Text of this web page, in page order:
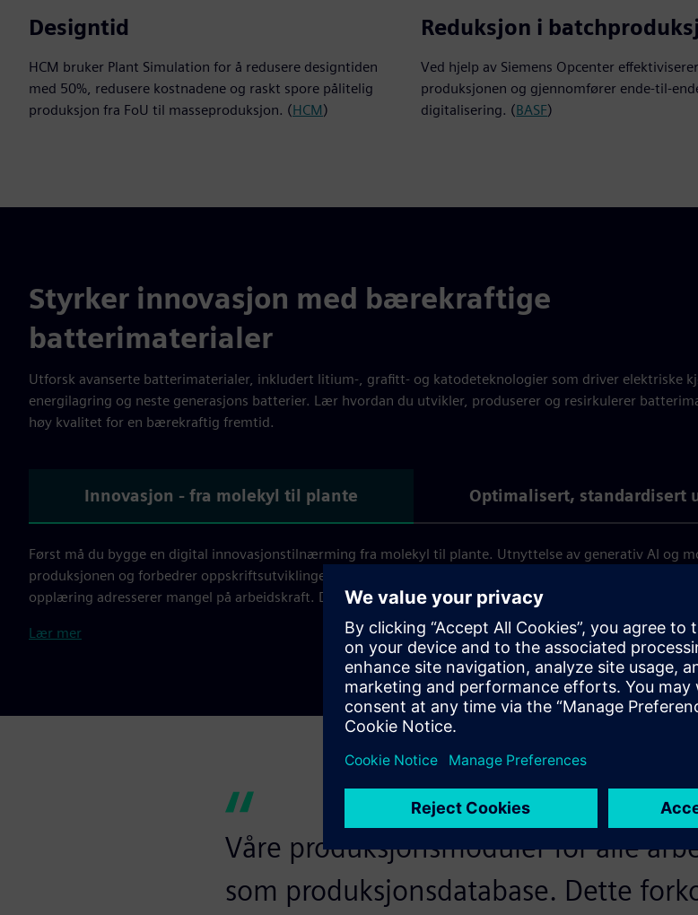
50%
Designtid
HCM bruker Plant Simulation for å redusere designtiden
med 50%, redusere kostnadene og raskt spore pålitelig
produksjon fra FoU til masseproduksjon. (HCM)
10%
Reduksjon i
Ved hjelp av Siemens Opcenter effektiviserer
produksjonen og gjennomfører ende-til-
digitalisering. (BASF)
Styrker innovasjon med bærekraftige
batterimaterialer
Utforsk avanserte batterimaterialer, inkludert litium-, grafitt- og katodeteknologier som driver elektriske
energilagring og neste generasjons batterier. Lær hvordan du utvikler, produserer og resirkulerer
høy kvalitet for en bærekraftig fremtid.
Innovasjon - fra molekyl til plante Optimalisert, standardisert
Først må du bygge en digital innovasjonstilnærming fra molekyl til plante. Utnyttelse av generativ AI og
produksjonen og forbedrer oppskriftsutviklingen. Digitalisering av formelutvikling og automatisering av
opplæring adresserer mangel på arbeidskraft. Digitale tvillinger gir batteripass mulighet til å låse opp
Lær mer
Våre produksjonsmoduler for alle
som produksjonsdatabase. Dette